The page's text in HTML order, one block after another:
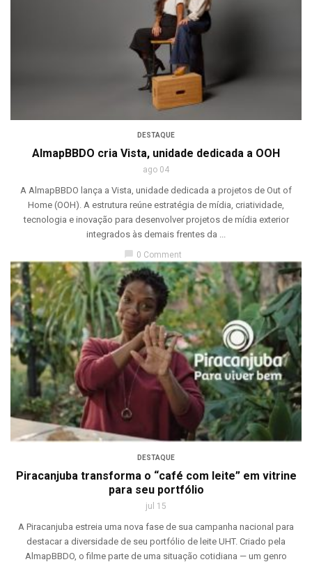
DESTAQUE
AlmapBBDO cria Vista, unidade dedicada a OOH
ago 04
A AlmapBBDO lança a Vista, unidade dedicada a projetos de Out of
Home (OOH). A estrutura reúne estratégia de mídia, criatividade,
tecnologia e inovação para desenvolver projetos de mídia exterior
integrados às demais frentes da ...
0 Comment
DESTAQUE
Piracanjuba transforma o “café com leite” em vitrine
para seu portfólio
jul 15
A Piracanjuba estreia uma nova fase de sua campanha nacional para
destacar a diversidade de seu portfólio de leite UHT. Criado pela
AlmapBBDO, o filme parte de uma situação cotidiana — um genro